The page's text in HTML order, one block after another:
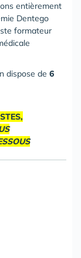
entièrement
Dentego
formateur
dispose de 6